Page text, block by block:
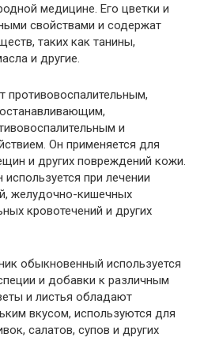
медицине. Его цветки и
свойствами и содержат
таких как танины,
и другие.
противовоспалительным,
и
Он применяется для
и других повреждений кожи.
при лечении
желудочно-кишечных
кровотечений и других
обыкновенный используется
и добавки к различным
и листья обладают
вкусом, используются для
салатов, супов и других